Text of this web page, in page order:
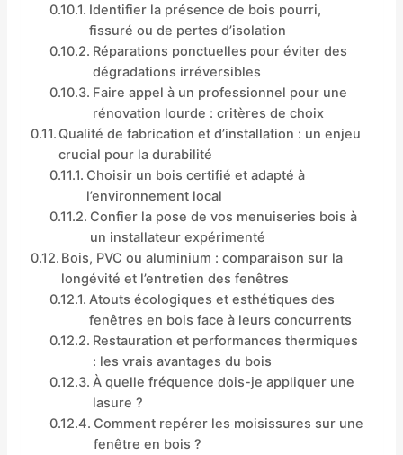
Identifier la présence de bois pourri,
fissuré ou de pertes d’isolation
Réparations ponctuelles pour éviter des
dégradations irréversibles
Faire appel à un professionnel pour une
rénovation lourde : critères de choix
Qualité de fabrication et d’installation : un enjeu
crucial pour la durabilité
Choisir un bois certifié et adapté à
l’environnement local
Confier la pose de vos menuiseries bois à
un installateur expérimenté
Bois, PVC ou aluminium : comparaison sur la
longévité et l’entretien des fenêtres
Atouts écologiques et esthétiques des
fenêtres en bois face à leurs concurrents
Restauration et performances thermiques
: les vrais avantages du bois
À quelle fréquence dois-je appliquer une
lasure ?
Comment repérer les moisissures sur une
fenêtre en bois ?